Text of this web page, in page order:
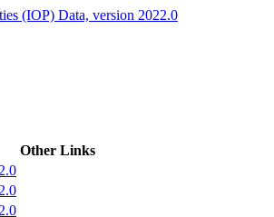
(IOP) Data, version 2022.0
Other Links